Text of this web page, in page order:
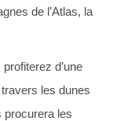
de l’Atlas, la
d’une
les dunes
procurera les